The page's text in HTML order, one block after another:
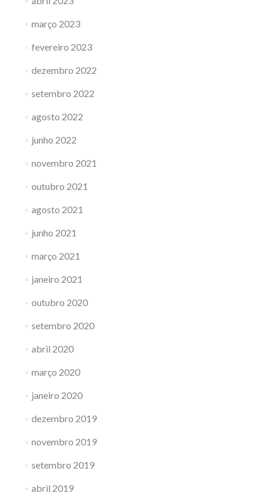
março 2023
fevereiro 2023
dezembro 2022
setembro 2022
agosto 2022
junho 2022
novembro 2021
outubro 2021
agosto 2021
junho 2021
março 2021
janeiro 2021
outubro 2020
setembro 2020
abril 2020
março 2020
janeiro 2020
dezembro 2019
novembro 2019
setembro 2019
abril 2019